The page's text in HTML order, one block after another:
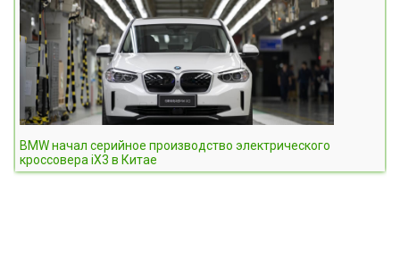
BMW начал серийное производство электрического
кроссовера iX3 в Китае